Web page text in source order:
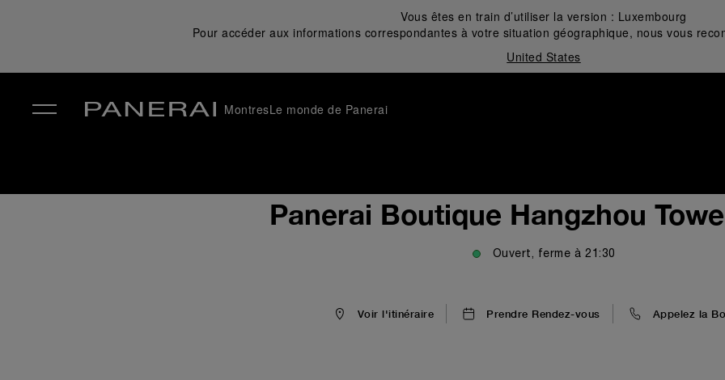
Vous êtes en train d’utiliser la version : Luxembourg
Pour accéder aux informations correspondantes à votre situation géographique, nous vous
United States
MontresLe monde de Panerai
Panerai Boutique Hangzhou
Ouvert, ferme à 21:30
Voir l'itinéraire Prendre Rendez-vous Appelez la